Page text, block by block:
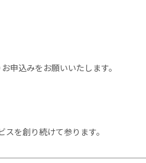
申込みをお願いいたします。
を創り続けて参ります。